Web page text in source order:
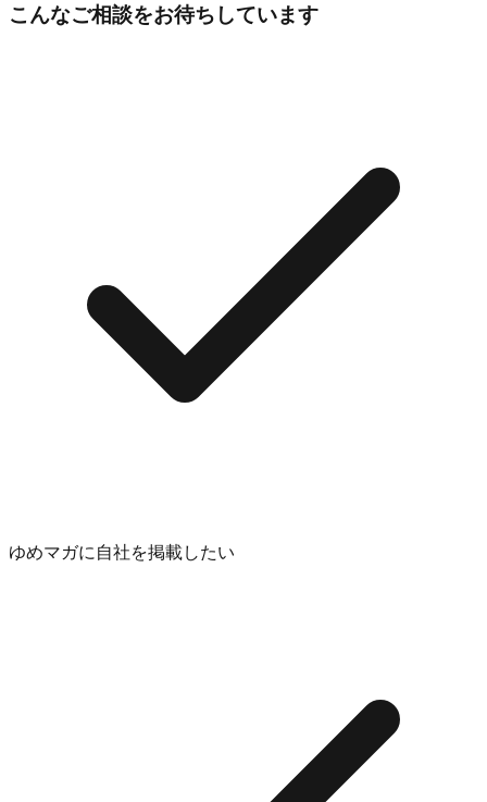
こんなご相談をお待ちしています
ゆめマガに自社を掲載したい